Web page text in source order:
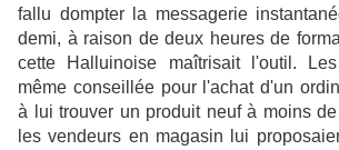
fallu dompter la messagerie
demi, à raison de deux heures de
cette Halluinoise maîtrisait l'outil.
même conseillée pour l'achat d'un
à lui trouver un produit neuf à moins
les vendeurs en magasin lui